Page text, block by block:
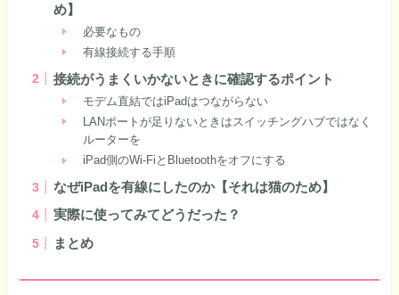
め】
必要なもの
有線接続する手順
接続がうまくいかないときに確認するポイント
モデム直結ではiPadはつながらない
LANポートが足りないときはスイッチングハブではなく
ルーターを
iPad側のWi-FiとBluetoothをオフにする
なぜiPadを有線にしたのか【それは猫のため】
実際に使ってみてどうだった？
まとめ